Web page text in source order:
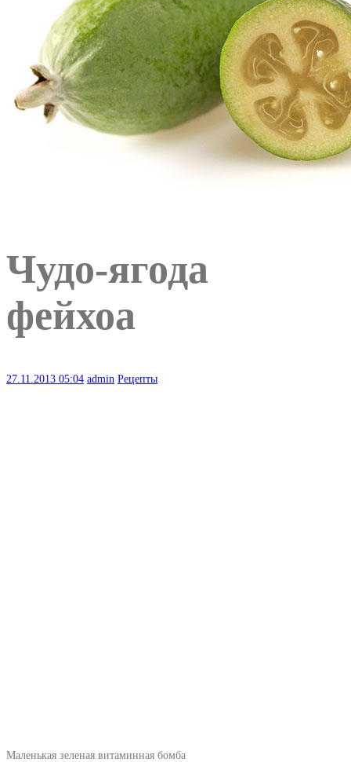
Чудо-ягода
фейхоа
27.11.2013 05:04 admin Рецепты
Маленькая зеленая витаминная бомба